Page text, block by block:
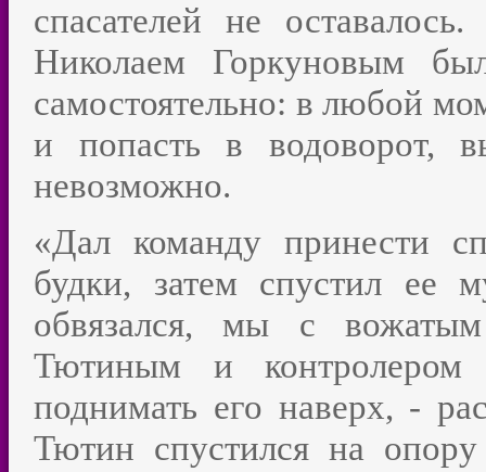
спасателей не
Николаем Горкуновым
самостоятельно: в любой
и попасть в водоворот,
невозможно.
«Дал команду принести
будки, затем спустил ее
обвязался, мы с
Тютиным и контролером
поднимать его наверх, -
Тютин спустился на